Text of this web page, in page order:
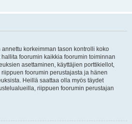
korkeimman tason kontrolli koko
foorumin kaikkia foorumin toiminnan
asettaminen, käyttäjien porttikiellot,
foorumin perustajasta ja hänen
Heillä saattaa olla myös täydet
riippuen foorumin perustajan